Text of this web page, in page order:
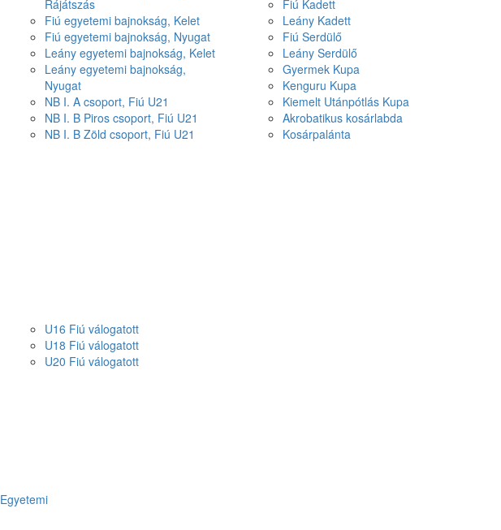
Rájátszás
Fiú egyetemi bajnokság, Kelet
Fiú egyetemi bajnokság, Nyugat
Leány egyetemi bajnokság, Kelet
Leány egyetemi bajnokság,
Nyugat
NB I. A csoport, Fiú U21
NB I. B Piros csoport, Fiú U21
NB I. B Zöld csoport, Fiú U21
Fiú Kadett
Leány Kadett
Fiú Serdülő
Leány Serdülő
Gyermek Kupa
Kenguru Kupa
Kiemelt Utánpótlás Kupa
Akrobatikus kosárlabda
Kosárpalánta
U16 Fiú válogatott
U18 Fiú válogatott
U20 Fiú válogatott
Egyetemi